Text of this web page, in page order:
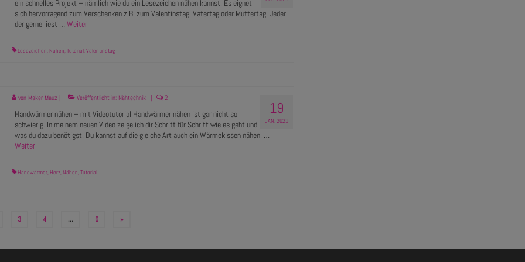
ein schnelles Projekt – nämlich wie du ein Lesezeichen nähen kannst. Es eignet
sich hervorragend zum Verschenken z.B. zum Valentinstag, Vatertag oder Muttertag. Jeder
der gerne liest … Weiter
Lesezeichen Nähen Tutorial, Valentinstag
19
JAN. 2021
von Maker Mauz | Veröffentlicht in: Nähtechnik | 2
Handwärmer nähen – mit Videotutorial Handwärmer nähen ist gar nicht so
schwierig. In meinem neuen Video zeige ich dir Schritt für Schritt wie es geht und
was du dazu benötigst. Du kannst auf die gleiche Art auch ein Wärmekissen nähen. …
Weiter
Handwärmer, Herz, Nähen Tutorial
3 4 … 6 »